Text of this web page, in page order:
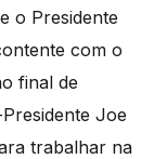
o Presidente
com o
final de
Joe
trabalhar na